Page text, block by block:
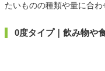
たいものの種類や量に合わ
0度タイプ｜飲み物や